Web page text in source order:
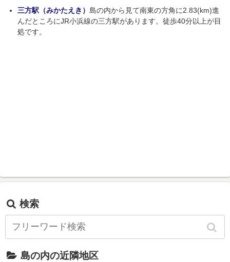
三方駅（みかたえき） 島の内から見て南東の方角に2.83(km)進
んだところにJR小浜線の三方駅があります。徒歩40分以上が目
処です。
検索
島の内の近隣地区